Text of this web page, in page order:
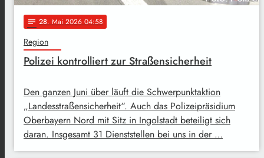
notes 28. Mai 2026 04:58
Region
Polizei kontrolliert zur Straßensicherheit
Den ganzen Juni über läuft die Schwerpunktaktion
„Landesstraßensicherheit“. Auch das Polizeipräsidium
Oberbayern Nord mit Sitz in Ingolstadt beteiligt sich
daran. Insgesamt 31 Dienststellen bei uns in der …